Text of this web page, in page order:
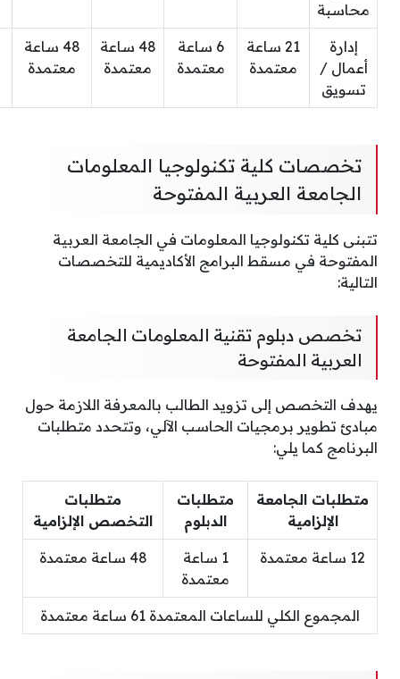
محاسبة
إدارة
أعمال /
تسويق
21 ساعة
معتمدة
6 ساعة
معتمدة
48 ساعة
معتمدة
48 ساعة
معتمدة
تخصصات كلية تكنولوجيا المعلومات
الجامعة العربية المفتوحة
تتبنى كلية تكنولوجيا المعلومات في الجامعة العربية
المفتوحة في مسقط البرامج الأكاديمية للتخصصات
التالية:
تخصص دبلوم تقنية المعلومات الجامعة
العربية المفتوحة
يهدف التخصص إلى تزويد الطالب بالمعرفة اللازمة حول
مبادئ تطوير برمجيات الحاسب الآلي، وتتحدد متطلبات
البرنامج كما يلي:
متطلبات الجامعة
الإلزامية
متطلبات
الدبلوم
متطلبات
التخصص الإلزامية
12 ساعة معتمدة
1 ساعة
معتمدة
48 ساعة معتمدة
المجموع الكلي للساعات المعتمدة 61 ساعة معتمدة